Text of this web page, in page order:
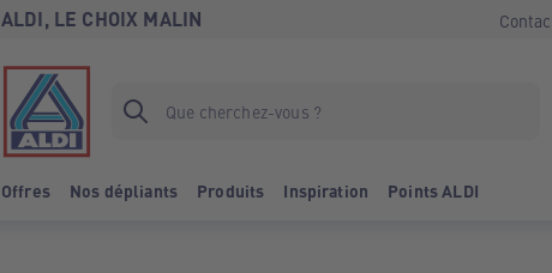
ALDI, LE CHOIX MALIN
Offres Nos dépliants Produits Inspiration Points ALDI